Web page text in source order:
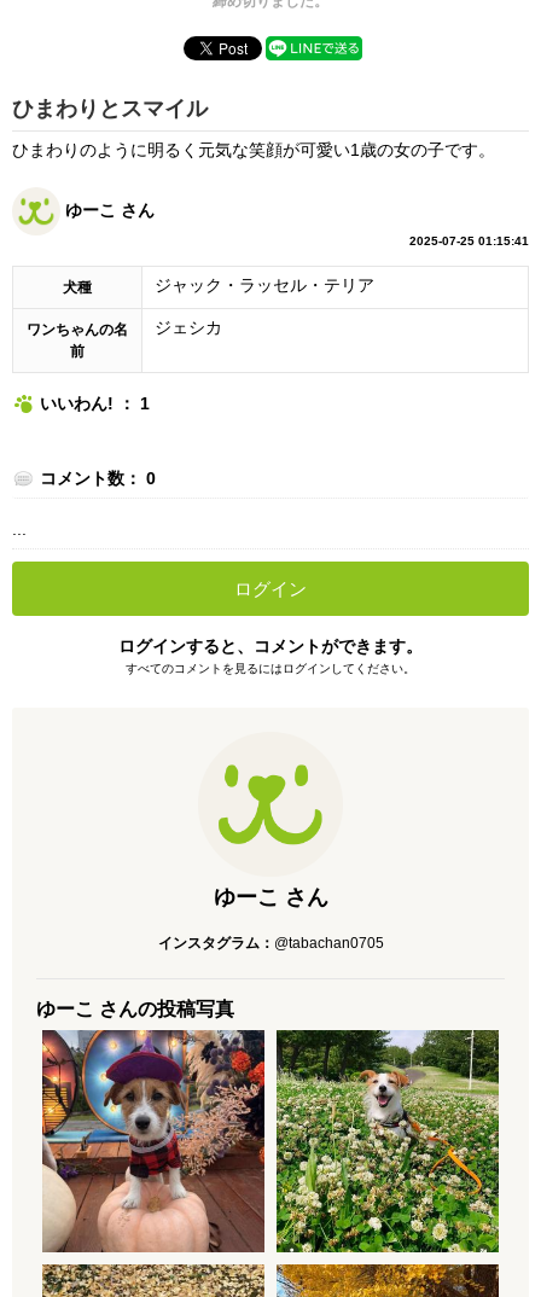
ひまわりとスマイル
ひまわりのように明るく元気な笑顔が可愛い1歳の女の子です。
ゆーこ さん
2025-07-25 01:15:41
犬種 ジャック・ラッセル・テリア
ワンちゃんの名
前
ジェシカ
いいわん! ： 1
コメント数： 0
ログイン
ログインすると、コメントができます。
すべてのコメントを見るにはログインしてください。
ゆーこ さん
インスタグラム： @tabachan0705
ゆーこ さんの投稿写真